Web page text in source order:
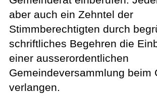
aber auch ein Zehntel der
Stimmberechtigten durch
schriftliches Begehren die
einer ausserordentlichen
Gemeindeversammlung beim
verlangen.